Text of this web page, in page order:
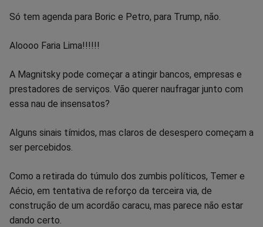
Só tem agenda para Boric e Petro, para Trump, não.
Aloooo Faria Lima!!!!!!
A Magnitsky pode começar a atingir bancos, empresas e
prestadores de serviços. Vão querer naufragar junto com
essa nau de insensatos?
Alguns sinais tímidos, mas claros de desespero começam a
ser percebidos.
Como a retirada do túmulo dos zumbis políticos, Temer e
Aécio, em tentativa de reforço da terceira via, de
construção de um acordão caracu, mas parece não estar
dando certo.